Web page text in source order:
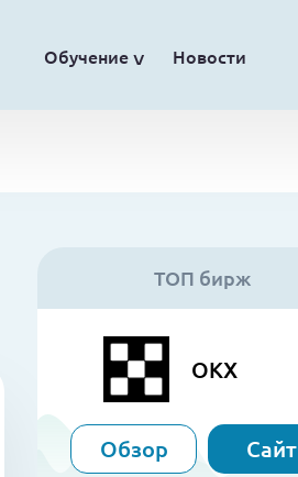
Обучение Новости
ТОП бирж
OKX
Обзор Сайт